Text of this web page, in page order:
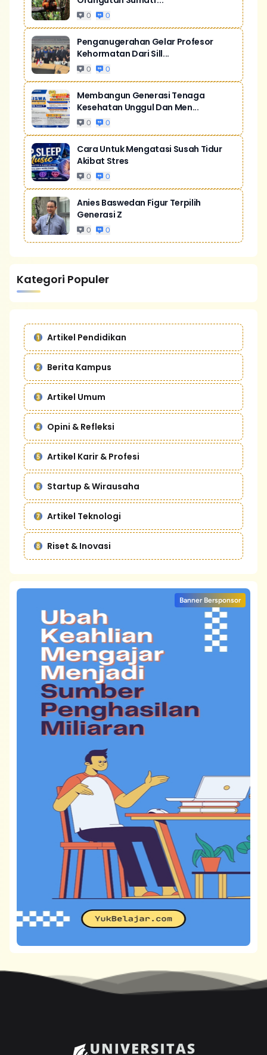
0 0
Penganugerahan Gelar Profesor
Kehormatan Dari Sill...
0 0
Membangun Generasi Tenaga
Kesehatan Unggul Dan Men...
0 0
Cara Untuk Mengatasi Susah Tidur
Akibat Stres
0 0
Anies Baswedan Figur Terpilih
Generasi Z
0 0
Kategori Populer
Artikel Pendidikan
Berita Kampus
Artikel Umum
Opini & Refleksi
Artikel Karir & Profesi
Startup & Wirausaha
Artikel Teknologi
Riset & Inovasi
Banner Bersponsor